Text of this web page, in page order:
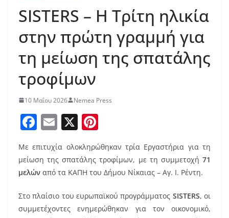
SISTERS – Η Τρίτη ηλικία
στην πρώτη γραμμή για
τη μείωση της σπατάλης
τροφίμων
10 Μαΐου 2026 Nemea Press
F
c
e
b
o
E
m
ai
l
X
nt
er
e
st
Με επιτυχία ολοκληρώθηκαν τρία Εργαστήρια για τη
μείωση της σπατάλης τροφίμων, με τη συμμετοχή 71
μελών από τα ΚΑΠΗ του Δήμου Νίκαιας – Αγ. Ι. Ρέντη.
Στο πλαίσιο του ευρωπαϊκού προγράμματος SISTERS, οι
συμμετέχοντες ενημερώθηκαν για τον οικονομικό,